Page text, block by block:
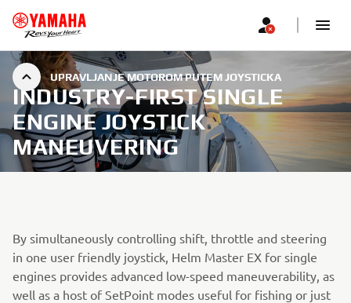
UPRAVLJANJE MOTOROM PUTEM JOYSTICKA
INDUSTRY-FIRST SINGLE
ENGINE JOYSTICK
MANEUVERING
By simultaneously controlling shift, throttle and steering
in one user friendly joystick, Helm Master EX for single
engines provides advanced low-speed maneuverability, as
well as a host of SetPoint modes useful for fishing or just